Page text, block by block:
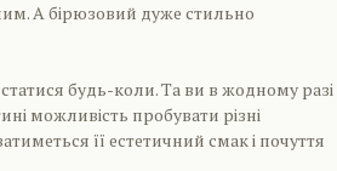
А бірюзовий дуже стильно
будь-коли. Та ви в жодному разі
можливість пробувати різні
її естетичний смак і почуття